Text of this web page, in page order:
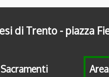
di Trento - piazza